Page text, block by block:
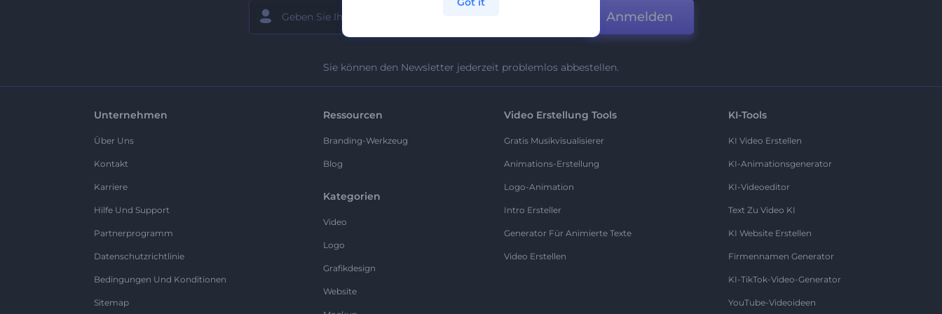
Anmelden
Sie können den Newsletter jederzeit problemlos abbestellen.
Unternehmen
Über Uns
Kontakt
Karriere
Hilfe Und Support
Partnerprogramm
Datenschutzrichtlinie
Bedingungen Und Konditionen
Sitemap
Ressourcen
Branding-Werkzeug
Blog
Kategorien
Video
Logo
Grafikdesign
Website
Video Erstellung Tools
Gratis Musikvisualisierer
Animations-Erstellung
Logo-Animation
Intro Ersteller
Generator Für Animierte Texte
Video Erstellen
KI-Tools
KI Video Erstellen
KI-Animationsgenerator
KI-Videoeditor
Text Zu Video KI
KI Website Erstellen
Firmennamen Generator
KI-TikTok-Video-Generator
YouTube-Videoideen